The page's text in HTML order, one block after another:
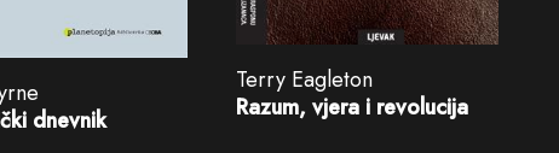
dnevnik
Terry Eagleton
Razum, vjera i revolucija